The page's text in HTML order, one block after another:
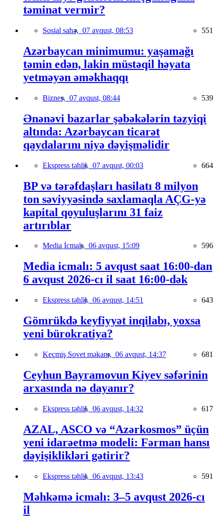
təminat vermir?
Sosial sahə, 07 avqust, 08:53 551
Azərbaycan minimumu: yaşamağı
təmin edən, lakin müstəqil həyata
yetməyən əməkhaqqı
Biznes, 07 avqust, 08:44 539
Ənənəvi bazarlar şəbəkələrin təzyiqi
altında: Azərbaycan ticarət
qaydalarını niyə dəyişməlidir
Ekspress təhlil, 07 avqust, 00:03 664
BP və tərəfdaşları hasilatı 8 milyon
ton səviyyəsində saxlamaqla AÇG-yə
kapital qoyuluşlarını 31 faiz
artırıblar
Media İcmalı, 06 avqust, 15:09 596
Media icmalı: 5 avqust saat 16:00-dan
6 avqust 2026-cı il saat 16:00-dək
Ekspress təhlil, 06 avqust, 14:51 643
Gömrükdə keyfiyyət inqilabı, yoxsa
yeni bürokratiya?
Keçmiş Sovet məkanı, 06 avqust, 14:37 681
Ceyhun Bayramovun Kiyev səfərinin
arxasında nə dayanır?
Ekspress təhlil, 06 avqust, 14:32 617
AZAL, ASCO və “Azərkosmos” üçün
yeni idarəetmə modeli: Fərman hansı
dəyişiklikləri gətirir?
Ekspress təhlil, 06 avqust, 13:43 591
Məhkəmə icmalı: 3–5 avqust 2026-cı
il